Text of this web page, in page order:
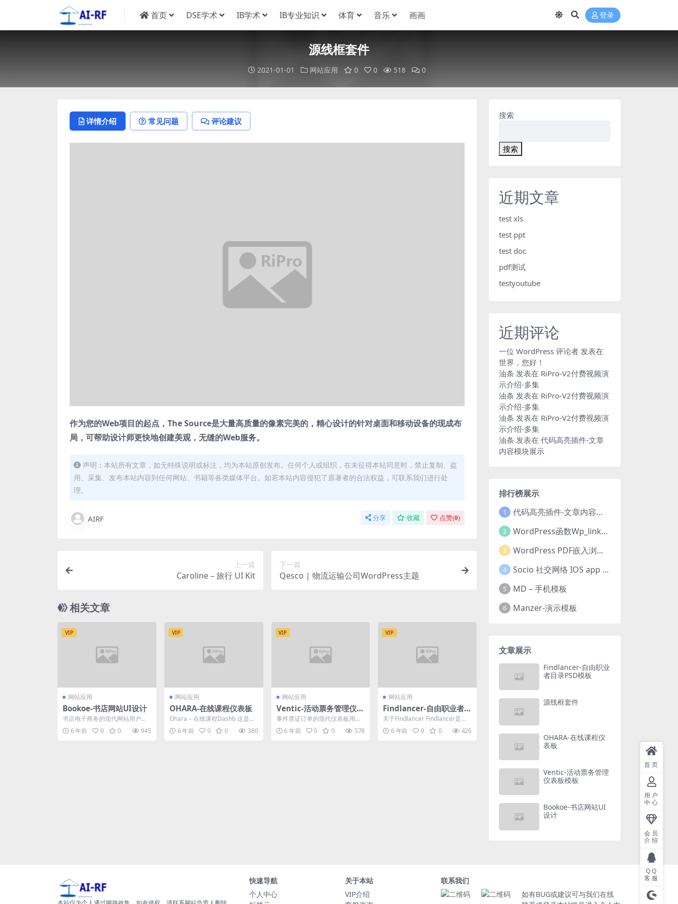
首页 DSE学术 IB学术 IB专业知识 体育 音乐 画画 登录
源线框套件
2021-01-01 网站应用 0 0 518 0
详情介绍 常见问题 评论建议
作为您的Web项目的起点，The Source是大量高质量的像素完美的，精心设计的针对桌面和移动设备的现成布
局，可帮助设计师更快地创建美观，无缝的Web服务。
声明：本站所有文章，如无特殊说明或标注，均为本站原创发布。任何个人或组织，在未征得本站同意时，禁止复制、盗
用、采集、发布本站内容到任何网站、书籍等各类媒体平台。如若本站内容侵犯了原著者的合法权益，可联系我们进行处
理。
AIRF 分享 收藏 点赞(0)
上一篇
Caroline – 旅行 UI Kit
下一篇
Qesco | 物流运输公司WordPress主题
相关文章
VIP
网站应用
Bookoe-书店网站UI设计
书店电子商务的现代网站用户界
面设计模板。 该模板是在线书
店，书店，图书电子商务和...
6 年前 0 0 945
VIP
网站应用
OHARA-在线课程仪表板
Ohara – 在线课程Dashb 这是我
们称为Ohara的新产品。...
6 年前 0 0 380
VIP
网站应用
Ventic-活动票务管理仪表
板模板
事件票证订单的现代仪表板用户
界面设计模板。 该模板非常适合
事件，票务订单，音乐会...
6 年前 0 0 578
VIP
网站应用
Findlancer-自由职业者
目录PSD模板
关于Findlancer Findlancer是一
个现代，干净的自由目录网站。
... 6 年前 0 0 426
搜索
搜索
近期文章
test xls
test ppt
test doc
pdf测试
testyoutube
近期评论
一位 WordPress 评论者 发表在
世界，您好！
油条 发表在 RiPro-V2付费视频演
示介绍-多集
油条 发表在 RiPro-V2付费视频演
示介绍-多集
油条 发表在 RiPro-V2付费视频演
示介绍-多集
油条 发表在 代码高亮插件-文章
内容模块展示
排行榜展示
1 代码高亮插件-文章内容模块展示
2 WordPress函数Wp_link_pages教程实现文章内容分页
3 WordPress PDF嵌入浏览器插件
4 Socio 社交网络 IOS app ui kit
5 MD – 手机模板
6 Manzer-演示模板
文章展示
Findlancer-自由职业
者目录PSD模板
源线框套件
OHARA-在线课程仪
表板
Ventic-活动票务管理
仪表板模板
Bookoe-书店网站UI
设计
快速导航
个人中心
关于本站
VIP介绍
联系我们
如有BUG或建议可与我们在线
首页
用户
中心
会员
介绍
QQ
客服